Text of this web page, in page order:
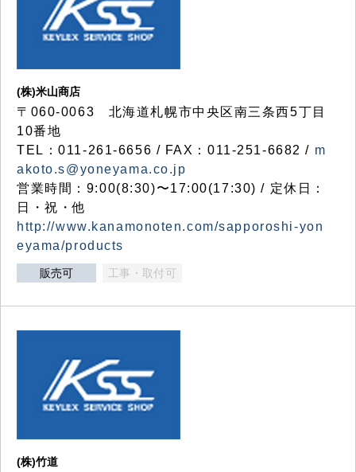
(株)米山商店
〒060-0063 北海道札幌市中央区南三条西5丁目
10番地
TEL：011-261-6656 / FAX：011-251-6682 / m
akoto.s@yoneyama.co.jp
営業時間：9:00(8:30)〜17:00(17:30) / 定休日：
日・祝・他
http://www.kanamonoten.com/sapporoshi-yon
eyama/products
販売可 工事・取付可
(株)竹道